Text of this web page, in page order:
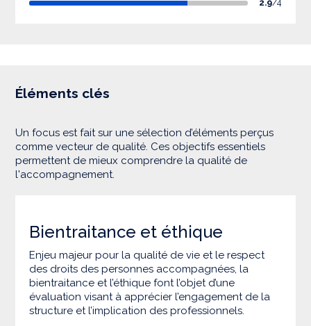
2.9/4
Éléments clés
Un focus est fait sur une sélection d’éléments perçus
comme vecteur de qualité. Ces objectifs essentiels
permettent de mieux comprendre la qualité de
l'accompagnement.
Bientraitance et éthique
Enjeu majeur pour la qualité de vie et le respect
des droits des personnes accompagnées, la
bientraitance et l’éthique font l’objet d’une
évaluation visant à apprécier l’engagement de la
structure et l’implication des professionnels.